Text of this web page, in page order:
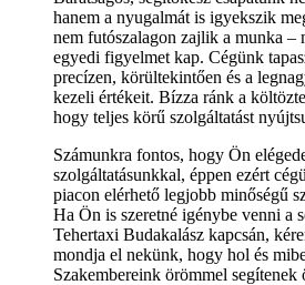
hanem a nyugalmát is igyekszik
nem futószalagon zajlik a munka –
egyedi figyelmet kap. Cégünk
precízen, körültekintően és a
kezeli értékeit. Bízza ránk a
hogy teljes körű szolgáltatást
Számunkra fontos, hogy Ön
szolgáltatásunkkal, éppen ezért
piacon elérhető legjobb minőségű
Ha Ön is szeretné igénybe venni a
Tehertaxi Budakalász kapcsán,
mondja el nekünk, hogy hol és
Szakembereink örömmel segítenek